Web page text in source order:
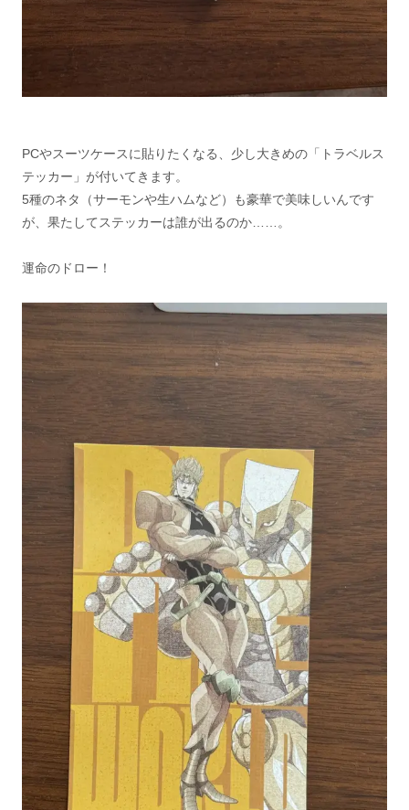
PCやスーツケースに貼りたくなる、少し大きめの「トラベルス
テッカー」が付いてきます。
5種のネタ（サーモンや生ハムなど）も豪華で美味しいんです
が、果たしてステッカーは誰が出るのか……。
運命のドロー！